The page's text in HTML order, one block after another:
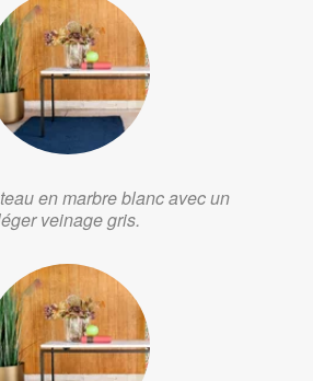
en marbre blanc avec un
veinage gris.